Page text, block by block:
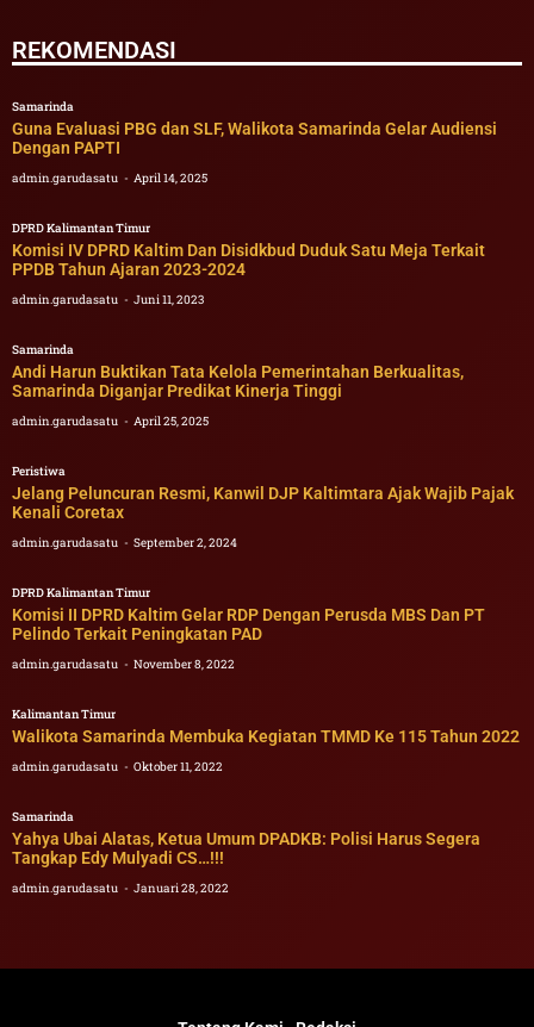
REKOMENDASI
Samarinda
Guna Evaluasi PBG dan SLF, Walikota Samarinda Gelar Audiensi
Dengan PAPTI
admin.garudasatu April 14, 2025
DPRD Kalimantan Timur
Komisi IV DPRD Kaltim Dan Disidkbud Duduk Satu Meja Terkait
PPDB Tahun Ajaran 2023-2024
admin.garudasatu Juni 11, 2023
Samarinda
Andi Harun Buktikan Tata Kelola Pemerintahan Berkualitas,
Samarinda Diganjar Predikat Kinerja Tinggi
admin.garudasatu April 25, 2025
Peristiwa
Jelang Peluncuran Resmi, Kanwil DJP Kaltimtara Ajak Wajib Pajak
Kenali Coretax
admin.garudasatu September 2, 2024
DPRD Kalimantan Timur
Komisi II DPRD Kaltim Gelar RDP Dengan Perusda MBS Dan PT
Pelindo Terkait Peningkatan PAD
admin.garudasatu November 8, 2022
Kalimantan Timur
Walikota Samarinda Membuka Kegiatan TMMD Ke 115 Tahun 2022
admin.garudasatu Oktober 11, 2022
Samarinda
Yahya Ubai Alatas, Ketua Umum DPADKB: Polisi Harus Segera
Tangkap Edy Mulyadi CS…!!!
admin.garudasatu Januari 28, 2022